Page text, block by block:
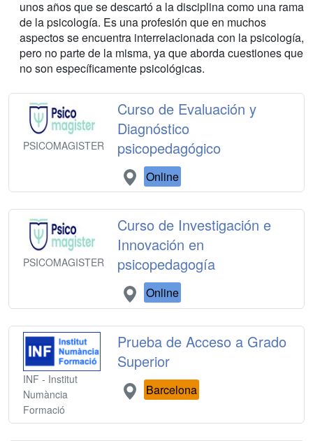
unos años que se descartó a la disciplina como una rama
de la psicología. Es una profesión que en muchos
aspectos se encuentra interrelacionada con la psicología,
pero no parte de la misma, ya que aborda cuestiones que
no son específicamente psicológicas.
PSICOMAGISTER
Curso de Evaluación y
Diagnóstico
psicopedagógico
Online
PSICOMAGISTER
Curso de Investigación e
Innovación en
psicopedagogía
Online
INF - Institut
Numància
Formació
Prueba de Acceso a Grado
Superior
Barcelona